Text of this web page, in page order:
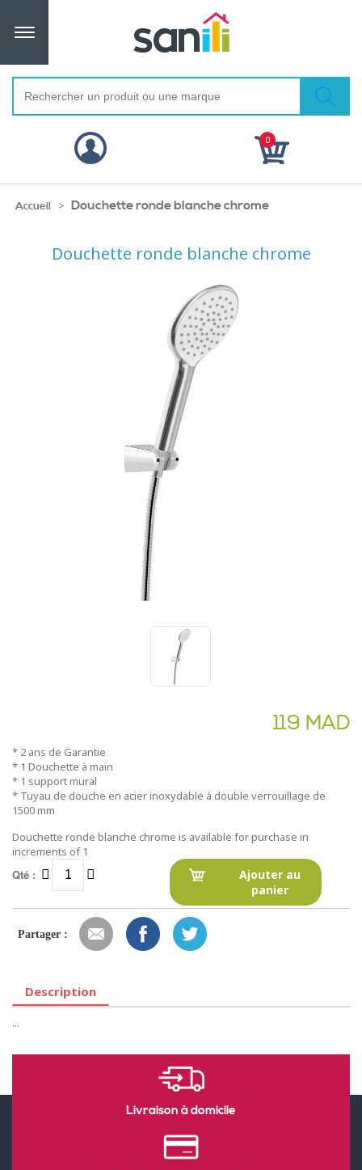
0
Accueil > Douchette ronde blanche chrome
Douchette ronde blanche chrome
119 MAD
* 2 ans de Garantie
* 1 Douchette à main
* 1 support mural
* Tuyau de douche en acier inoxydable à double verrouillage de
1500 mm
Douchette ronde blanche chrome is available for purchase in
increments of 1
Qté :
Ajouter au
panier
Partager :
Description
...
Livraison à domicile